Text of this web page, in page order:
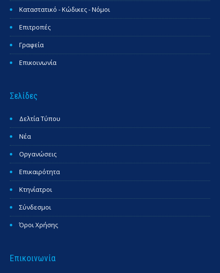
Καταστατικό - Κώδικες - Νόμοι
Επιτροπές
Γραφεία
Επικοινωνία
Σελίδες
Δελτία Τύπου
Νέα
Οργανώσεις
Επικαιρότητα
Κτηνίατροι
Σύνδεσμοι
Όροι Χρήσης
Επικοινωνία